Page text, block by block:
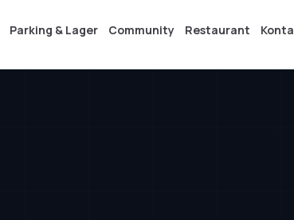
Parking & Lager Community Restaurant